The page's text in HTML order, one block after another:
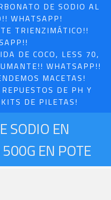
DE SODIO AL
WHATSAPP!
TRIENZIMÁTICO!!
DE COCO, LESS 70,
WHATSAPP!!
MACETAS!
DE PH Y
DE PILETAS!
SODIO EN
EN POTE